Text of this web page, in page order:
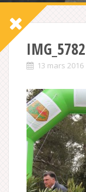
IMG_5782
13 mars 2016